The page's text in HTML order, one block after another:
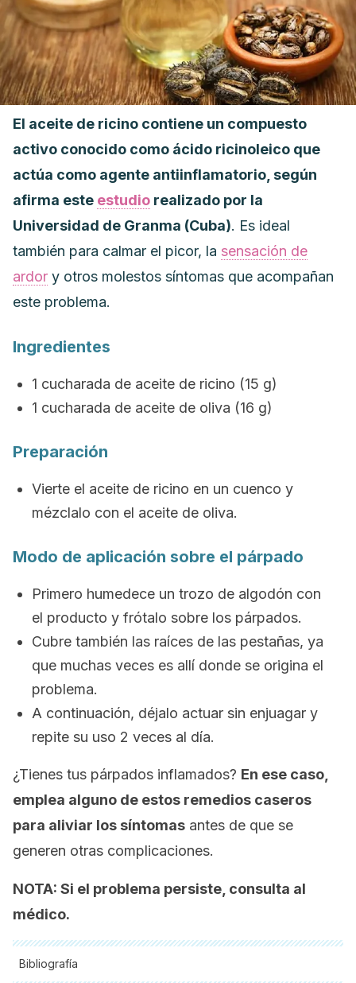
El aceite de ricino contiene un compuesto
activo conocido como ácido ricinoleico que
actúa como agente antiinflamatorio, según
afirma este estudio realizado por la
Universidad de Granma (Cuba). Es ideal
también para calmar el picor, la sensación de
ardor y otros molestos síntomas que acompañan
este problema.
Ingredientes
1 cucharada de aceite de ricino (15 g)
1 cucharada de aceite de oliva (16 g)
Preparación
Vierte el aceite de ricino en un cuenco y
mézclalo con el aceite de oliva.
Modo de aplicación sobre el párpado
Primero humedece un trozo de algodón con
el producto y frótalo sobre los párpados.
Cubre también las raíces de las pestañas, ya
que muchas veces es allí donde se origina el
problema.
A continuación, déjalo actuar sin enjuagar y
repite su uso 2 veces al día.
¿Tienes tus párpados inflamados? En ese caso,
emplea alguno de estos remedios caseros
para aliviar los síntomas antes de que se
generen otras complicaciones.
NOTA: Si el problema persiste, consulta al
médico.
Bibliografía